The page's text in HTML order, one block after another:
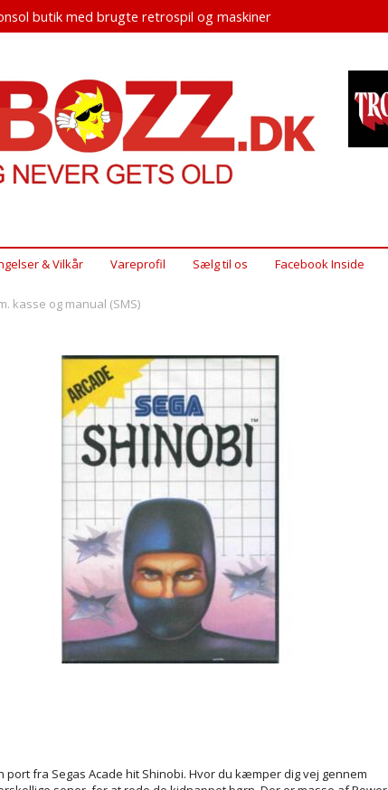
butik med brugte retrospil og maskiner
& Vilkår Vareprofil Sælg til os Facebook Inside
kasse og manual (SMS)
port fra Segas Acade hit Shinobi. Hvor du kæmper dig vej gennem